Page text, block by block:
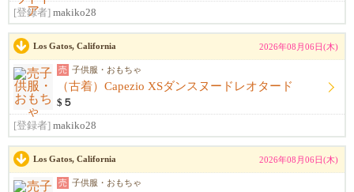
[登録者] makiko28
Los Gatos, California 2026年08月06日(木)
売 子供服・おもちゃ
（古着）Capezio XSダンスヌードレオタード
$５
[登録者] makiko28
Los Gatos, California 2026年08月06日(木)
売 子供服・おもちゃ